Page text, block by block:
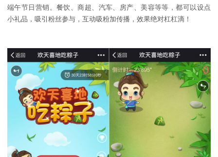
端午节日营销。餐饮、商超、汽车、房产、美容等等，都可以设点
小礼品，吸引粉丝参与，互动吸粉加传播，效果绝对杠杠滴！